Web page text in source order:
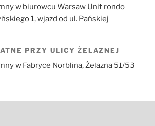
w biurowcu Warsaw Unit rondo
1, wjazd od ul. Pańskiej
PRZY ULICY ŻELAZNEJ
w Fabryce Norblina, Żelazna 51/53